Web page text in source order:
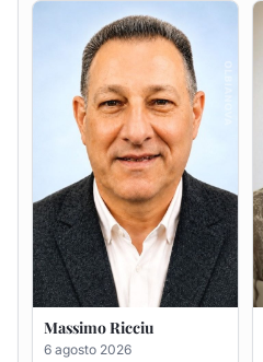
Massimo Ricciu
6 agosto 2026